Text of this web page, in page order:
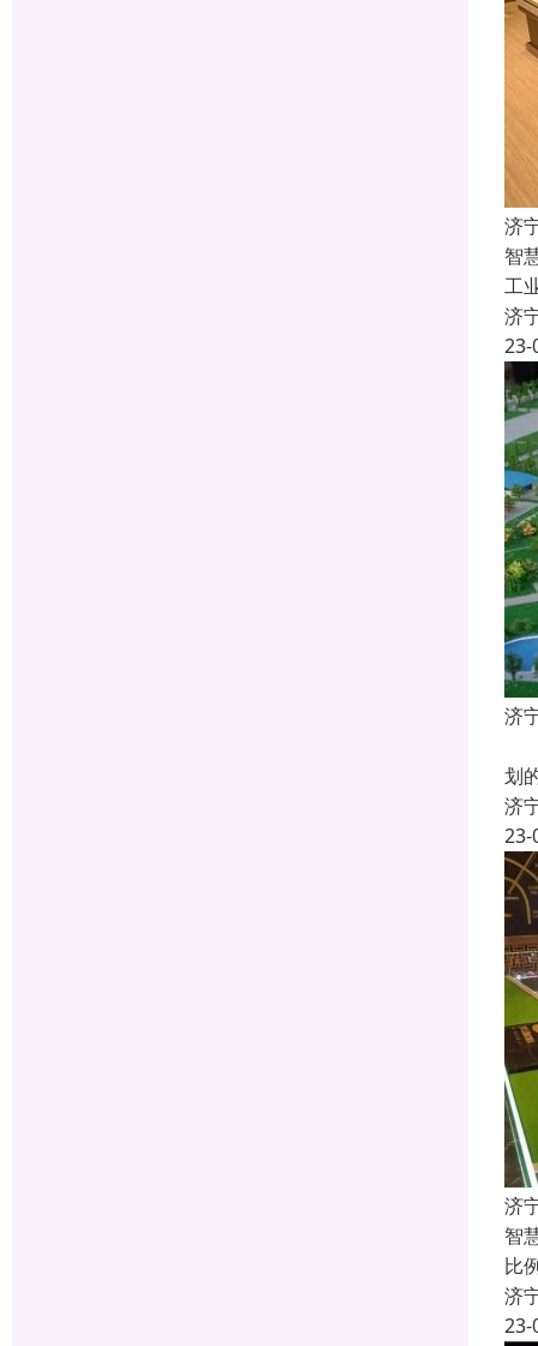
济
智
工
济
23-
济
划
济
23-
济
智
比
济
23-